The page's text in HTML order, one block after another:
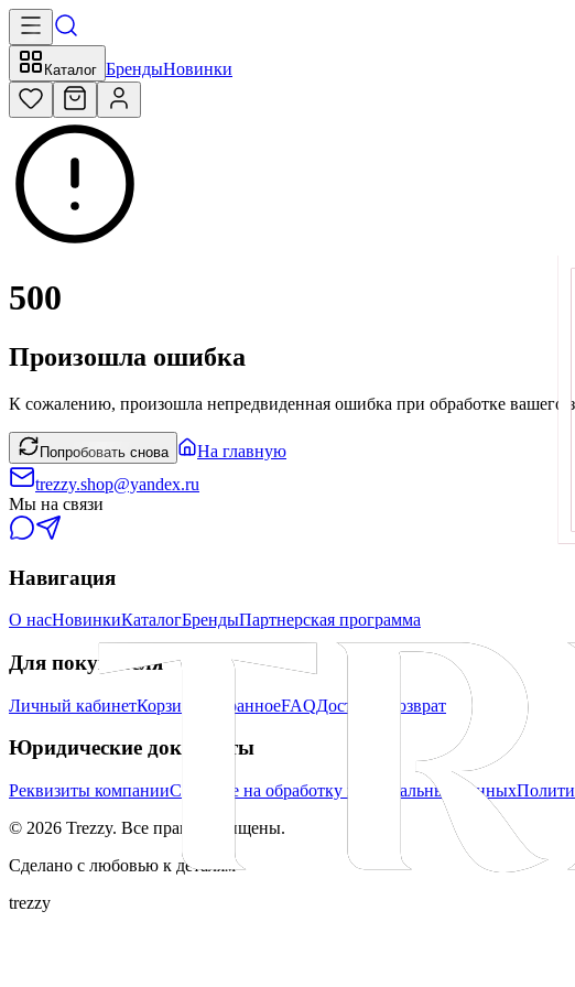
Каталог БрендыНовинки
500
Произошла ошибка
К сожалению, произошла непредвиденная ошибка при обработке
Попробовать снова
На главную
trezzy.shop@yandex.ru
Мы на связи
Навигация
О насНовинкиКаталогБрендыПартнерская программа
Для покупателя
Личный кабинетКорзина ИзбранноеFAQДоставка Возврат
Юридические документы
Реквизиты компанииСогласие на обработку персональных данных
© 2026 Trezzy. Все права защищены.
Сделано с любовью к деталям
trezzy